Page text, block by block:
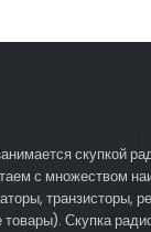
скупкой
с множеством
транзисторы,
товары). Скупка